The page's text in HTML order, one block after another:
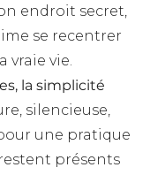
endroit secret,
se recentrer
vraie vie.
la simplicité
silencieuse,
une pratique
présents